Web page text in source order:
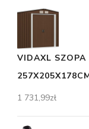
VIDAXL
1 731,99zł